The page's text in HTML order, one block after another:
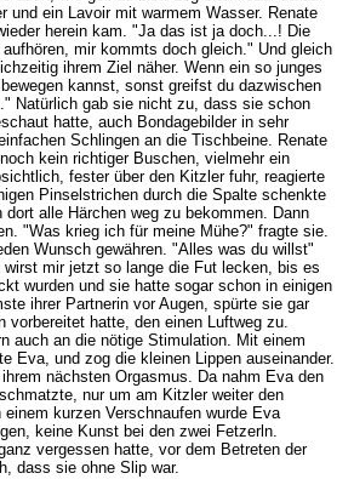
ein Lavoir mit warmem Wasser. Renate
herein kam. "Ja das ist ja doch...! Die
mir kommts doch gleich." Und gleich
ihrem Ziel näher. Wenn ein so junges
kannst, sonst greifst du dazwischen
Natürlich gab sie nicht zu, dass sie schon
hatte, auch Bondagebilder in sehr
Schlingen an die Tischbeine. Renate
kein richtiger Buschen, vielmehr ein
fester über den Kitzler fuhr, reagierte
Pinselstrichen durch die Spalte schenkte
alle Härchen weg zu bekommen. Dann
"Was krieg ich für meine Mühe?" fragte sie.
Wunsch gewähren. "Alles was du willst"
mir jetzt so lange die Fut lecken, bis es
wurden und sie hatte sogar schon in einigen
ihrer Partnerin vor Augen, spürte sie gar
vorbereitet hatte, den einen Luftweg zu.
auch an die nötige Stimulation. Mit einem
Eva, und zog die kleinen Lippen auseinander.
nächsten Orgasmus. Da nahm Eva den
nur um am Kitzler weiter den
kurzen Verschnaufen wurde Eva
keine Kunst bei den zwei Fetzerln.
vergessen hatte, vor dem Betreten der
dass sie ohne Slip war.